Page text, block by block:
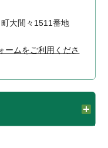
大間々1511番地
ームをご利用くださ